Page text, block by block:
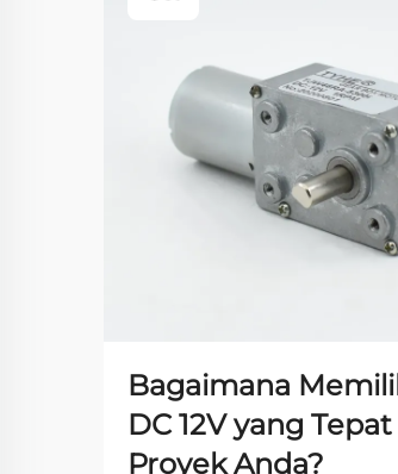
Bagaimana
DC 12V yang
Proyek Anda?